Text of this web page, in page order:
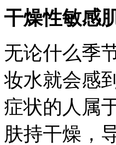
干燥性敏感
无论什么季
妆水就会感
症状的人属
肤持干燥，